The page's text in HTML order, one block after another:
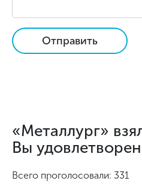
Отправить
«Металлург»
Вы
Всего проголосовали: 331